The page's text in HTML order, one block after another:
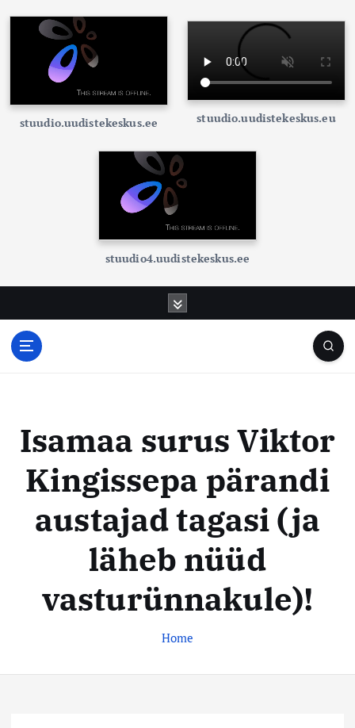
stuudio.uudistekeskus.ee stuudio.uudistekeskus.eu
stuudio4.uudistekeskus.ee
s
e
k
e
s
k
u
s
Isamaa surus Viktor
Kingissepa pärandi
austajad tagasi (ja
läheb nüüd
vasturünnakule)!
Home